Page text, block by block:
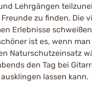
Lehrgängen
zu finden. Die
Erlebnisse
ist es, wenn
Naturschutzeinsatz
den Tag bei
lassen kann.